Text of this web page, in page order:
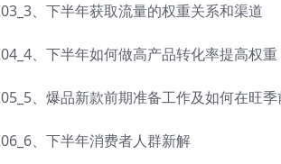
03_3、下半年获取流量的权重关系和渠道
04_4、下半年如何做高产品转化率提高权重
05_5、爆品新款前期准备工作及如何在旺
06_6、下半年消费者人群新解